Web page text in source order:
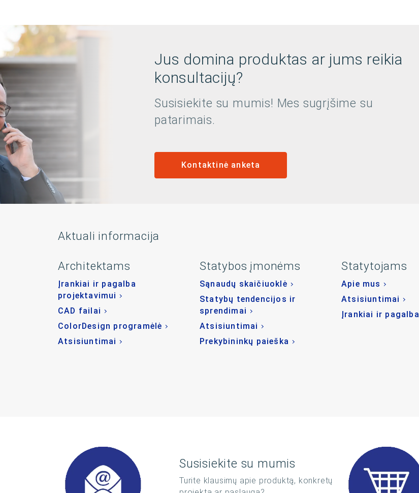
Jus domina produktas ar jums reikia
konsultacijų?
Susisiekite su mumis! Mes sugrįšime su
patarimais.
Kontaktinė anketa
Aktuali informacija
Architektams
Įrankiai ir pagalba
projektavimui
CAD failai
ColorDesign programėlė
Atsisiuntimai
Statybos įmonėms
Sąnaudų skaičiuoklė
Statybų tendencijos ir
sprendimai
Atsisiuntimai
Prekybininkų paieška
Statytojams
Apie mus
Atsisiuntimai
Įrankiai ir pagalba
Susisiekite su mumis
Turite klausimų apie produktą, konkretų